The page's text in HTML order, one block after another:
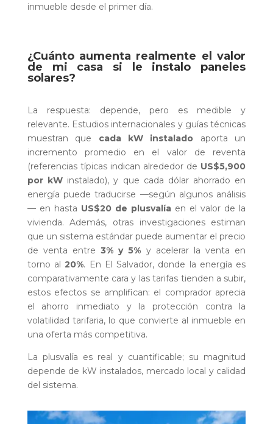
inmueble desde el primer día.
¿Cuánto aumenta realmente el valor
de mi casa si le instalo paneles
solares?
La respuesta: depende, pero es medible y
relevante. Estudios internacionales y guías técnicas
muestran que cada kW instalado aporta un
incremento promedio en el valor de reventa
(referencias típicas indican alrededor de US$5,900
por kWinstalado), y que cada dólar ahorrado en
energía puede traducirse —según algunos análisis
— en hasta US$20 de plusvalía en el valor de la
vivienda. Además, otras investigaciones estiman
que un sistema estándar puede aumentar el precio
de venta entre3% y 5% y acelerar la venta en
torno al20%. En El Salvador, donde la energía es
comparativamente cara y las tarifas tienden a subir,
estos efectos se amplifican: el comprador aprecia
el ahorro inmediato y la protección contra la
volatilidad tarifaria, lo que convierte al inmueble en
una oferta más competitiva.
La plusvalía es real y cuantificable; su magnitud
depende de kW instalados, mercado local y calidad
del sistema.